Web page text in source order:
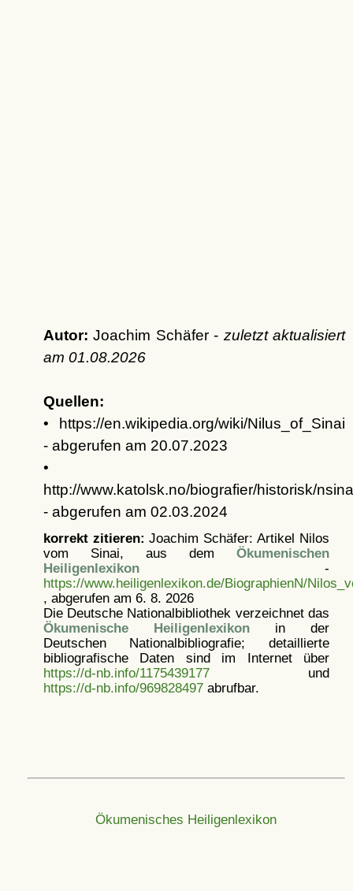
Autor: Joachim Schäfer - zuletzt aktualisiert
am 01.08.2026
Quellen:
• https://en.wikipedia.org/wiki/Nilus_of_Sinai
- abgerufen am 20.07.2023
•
http://www.katolsk.no/biografier/historisk/
- abgerufen am 02.03.2024
korrekt zitieren: Joachim Schäfer: Artikel Nilos
vom Sinai, aus dem Ökumenischen
Heiligenlexikon-
https://www.heiligenlexikon.de/BiographienN/
, abgerufen am 6. 8. 2026
Die Deutsche Nationalbibliothek verzeichnet das
Ökumenische Heiligenlexikonin der
Deutschen Nationalbibliografie; detaillierte
bibliografische Daten sind im Internet über
https://d-nb.info/1175439177und
https://d-nb.info/969828497abrufbar.
Ökumenisches Heiligenlexikon